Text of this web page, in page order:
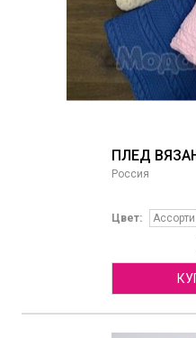
ПЛЕД
Россия
Цвет: Ассорти